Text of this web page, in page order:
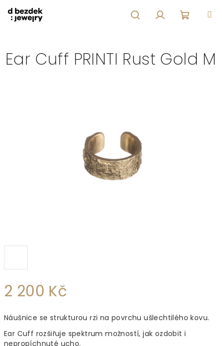
na
obsah
košík
2 200 Kč
cena:
Náušnice se strukturou rzi na povrchu ušlechtilého kovu.
Ear Cuff rozšiřuje spektrum možností, jak ozdobit i
nepropíchnuté ucho.
Ear Cuff PRINTI Rust Gold M